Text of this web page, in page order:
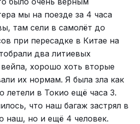
не только лишь про всё.
забудь про мелкий шрифт.
тоже особого
Некоторые японцы
до парада занимают места
Причём у них есть и
для пущего удобства. В
достаточно комфортные и
просмотра места. К тому же,
столиками с едой (этот
больше всего). :)
достаточно популярная
мы на поезде за 4 часа
там сели в самолёт до
при пересадке в Китае на
два литиевых
вейпа, хорошо хоть вторые
их нормам. Я была зла как
летели в Токио ещё часа 3.
что наш багаж застрял в
наш, но и ещё 4 человек.